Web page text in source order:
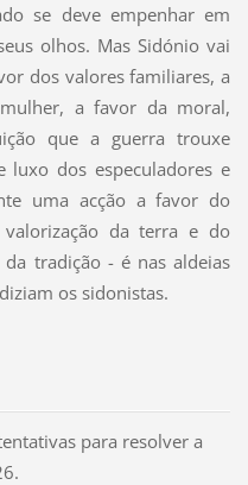
se deve empenhar em
olhos. Mas Sidónio vai
dos valores familiares, a
a favor da moral,
que a guerra trouxe
luxo dos especuladores e
uma acção a favor do
da terra e do
tradição - é nas aldeias
os sidonistas.
para resolver a